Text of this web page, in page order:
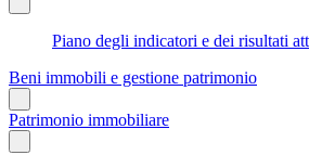
Piano degli indicatori e dei risultati
Beni immobili e gestione patrimonio
Patrimonio immobiliare